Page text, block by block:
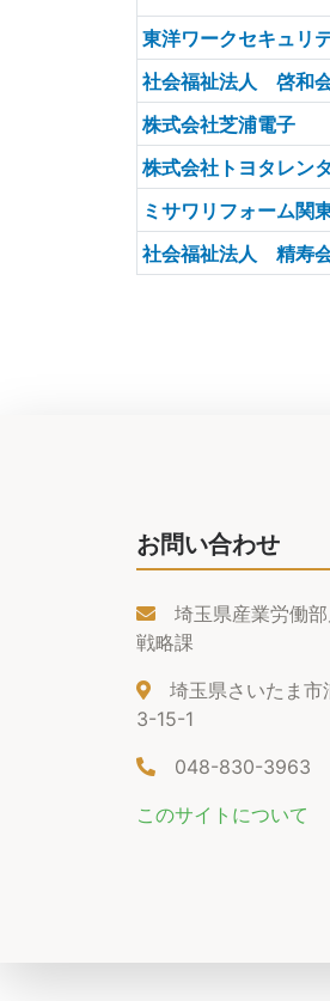
東洋ワークセキュリ
社会福祉法人 啓和
株式会社芝浦電子
株式会社トヨタレン
ミサワリフォーム関
社会福祉法人 精寿
お問い合わせ
埼玉県産業労働
戦略課
埼玉県さいたま市
3-15-1
048-830-3963
このサイトについて